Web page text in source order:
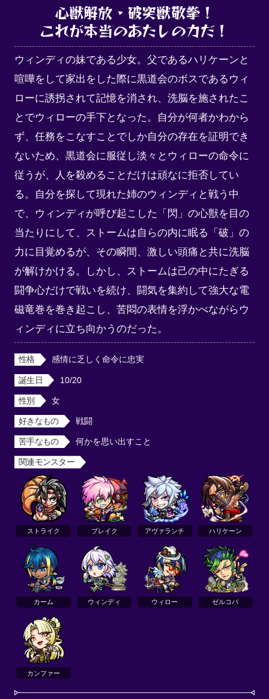
心獣解放・破突獣敬拳！
これが本当のあたしの力だ！
ウィンディの妹である少女。父であるハリケーンと
喧嘩をして家出をした際に黒道会のボスであるウィ
ローに誘拐されて記憶を消され、洗脳を施されたこ
とでウィローの手下となった。自分が何者かわから
ず、任務をこなすことでしか自分の存在を証明でき
ないため、黒道会に服従し淡々とウィローの命令に
従うが、人を殺めることだけは頑なに拒否してい
る。自分を探して現れた姉のウィンディと戦う中
で、ウィンディが呼び起こした「閃」の心獣を目の
当たりにして、ストームは自らの内に眠る「破」の
力に目覚めるが、その瞬間、激しい頭痛と共に洗脳
が解けかける。しかし、ストームは己の中にたぎる
闘争心だけで戦いを続け、闘気を集約して強大な電
磁竜巻を巻き起こし、苦悶の表情を浮かべながらウ
ィンディに立ち向かうのだった。
性格 感情に乏しく命令に忠実
誕生日 10/20
性別 女
好きなもの 戦闘
苦手なもの 何かを思い出すこと
関連モンスター
ストライク ブレイク アヴァランチ ハリケーン
カーム ウィンディ ウィロー ゼルコバ
カンファー